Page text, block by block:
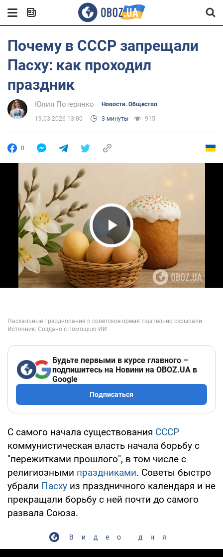
Почему в СССР запрещали
Пасху: как проходил
праздник
Юлия Потерянко Новости. Общество
19.03.2026 13:00 3 минуты 915
0
Play Video
Будьте первыми в курсе главного –
подпишитесь на Новини на OBOZ.UA в
Google
Подписаться
С самого начала существования СССР
коммунистическая власть начала борьбу с
"пережитками прошлого", в том числе с
религиозными праздниками. Советы быстро
убрали Пасху из праздничного календаря и не
прекращали борьбу с ней почти до самого
развала Союза.
Видео дня